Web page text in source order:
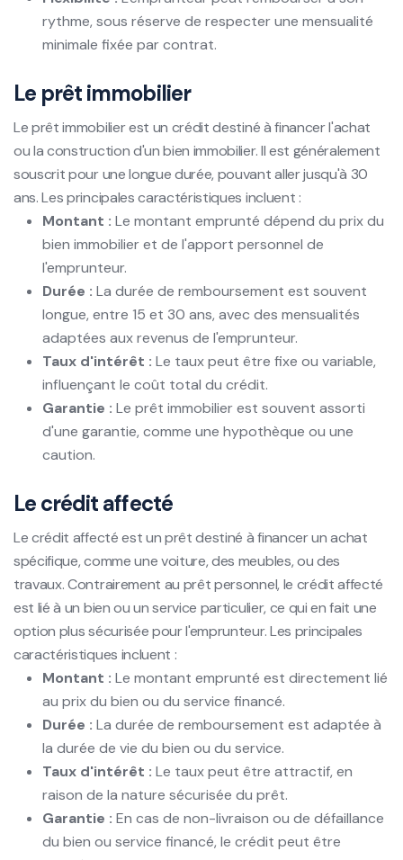
rythme, sous réserve de respecter une mensualité
minimale fixée par contrat.
Le prêt immobilier
Le prêt immobilier est un crédit destiné à financer l'achat
ou la construction d'un bien immobilier. Il est généralement
souscrit pour une longue durée, pouvant aller jusqu'à 30
ans. Les principales caractéristiques incluent :
Montant : Le montant emprunté dépend du prix du
bien immobilier et de l'apport personnel de
l'emprunteur.
Durée : La durée de remboursement est souvent
longue, entre 15 et 30 ans, avec des mensualités
adaptées aux revenus de l'emprunteur.
Taux d'intérêt : Le taux peut être fixe ou variable,
influençant le coût total du crédit.
Garantie : Le prêt immobilier est souvent assorti
d'une garantie, comme une hypothèque ou une
caution.
Le crédit affecté
Le crédit affecté est un prêt destiné à financer un achat
spécifique, comme une voiture, des meubles, ou des
travaux. Contrairement au prêt personnel, le crédit affecté
est lié à un bien ou un service particulier, ce qui en fait une
option plus sécurisée pour l'emprunteur. Les principales
caractéristiques incluent :
Montant : Le montant emprunté est directement lié
au prix du bien ou du service financé.
Durée : La durée de remboursement est adaptée à
la durée de vie du bien ou du service.
Taux d'intérêt : Le taux peut être attractif, en
raison de la nature sécurisée du prêt.
Garantie : En cas de non-livraison ou de défaillance
du bien ou service financé, le crédit peut être